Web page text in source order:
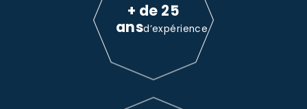
+ de 25
ansd’expérience